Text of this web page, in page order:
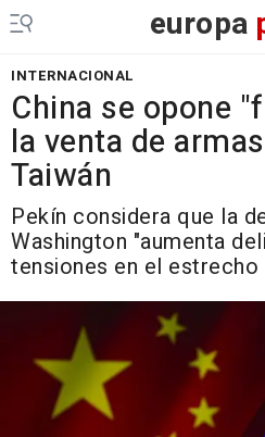
europa
INTERNACIONAL
China se opone
la venta de
Taiwán
Pekín considera que la
Washington "aumenta
tensiones en el estrecho